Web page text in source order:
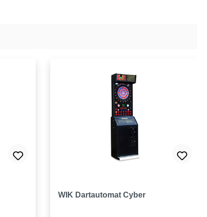
4.8 von 5 Sternen
WIK Dartautomat Cyber